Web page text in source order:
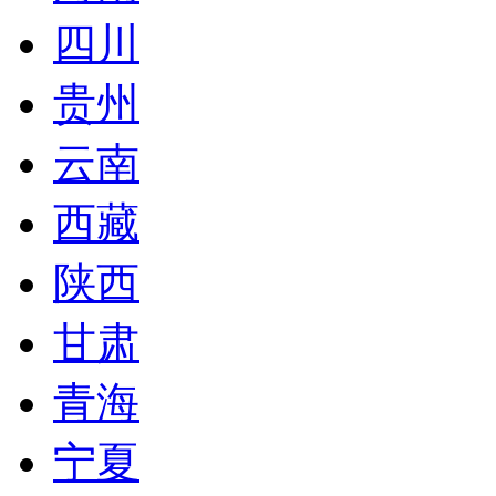
四川
贵州
云南
西藏
陕西
甘肃
青海
宁夏